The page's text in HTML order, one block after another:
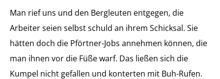
Man rief uns und den Bergleuten entgegen, die
Arbeiter seien selbst schuld an ihrem Schicksal. Sie
hätten doch die Pförtner-Jobs annehmen können, die
man ihnen vor die Füße warf. Das ließen sich die
Kumpel nicht gefallen und konterten mit Buh-Rufen.